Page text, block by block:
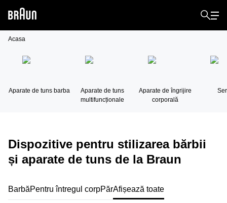
Acasa
Aparate de tuns barba
Aparate de tuns
multifuncționale
Aparate de îngrijire
corporală
Dispozitive pentru stilizarea bărbii
și aparate de tuns de la Braun
BarbăPentru întregul corpPărAfișează toate